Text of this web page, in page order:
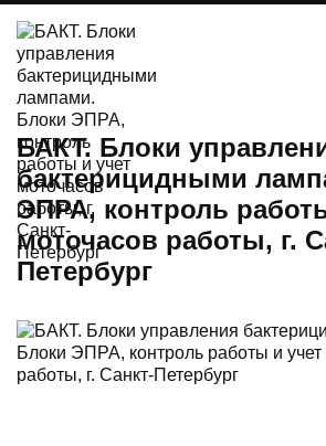
БАКТ. Блоки
бактерицидными
ЭПРА, контроль
моточасов работы, г.
Петербург